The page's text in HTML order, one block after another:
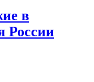
в
России